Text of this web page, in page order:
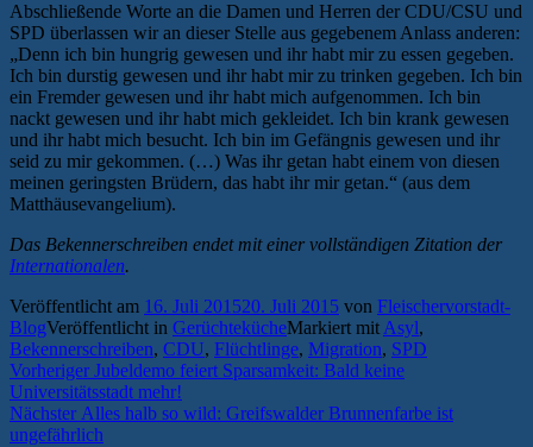
Abschließende Worte an die Damen und Herren der CDU/CSU und
SPD überlassen wir an dieser Stelle aus gegebenem Anlass anderen:
„Denn ich bin hungrig gewesen und ihr habt mir zu essen gegeben.
Ich bin durstig gewesen und ihr habt mir zu trinken gegeben. Ich bin
ein Fremder gewesen und ihr habt mich aufgenommen. Ich bin
nackt gewesen und ihr habt mich gekleidet. Ich bin krank gewesen
und ihr habt mich besucht. Ich bin im Gefängnis gewesen und ihr
seid zu mir gekommen. (…) Was ihr getan habt einem von diesen
meinen geringsten Brüdern, das habt ihr mir getan.“ (aus dem
Matthäusevangelium).
Das Bekennerschreiben endet mit einer vollständigen Zitation der
Internationalen.
Veröffentlicht am 16. Juli 201520. Juli 2015 von Fleischervorstadt-
BlogVeröffentlicht in GerüchtekücheMarkiert mitAsyl,
Bekennerschreiben, CDU, Flüchtlinge, Migration, SPD
Beitragsnavigation
Vorheriger Vorheriger
Beitrag:
Jubeldemo feiert Sparsamkeit: Bald keine
Universitätsstadt mehr!
Nächster Nächster
Beitrag:
Alles halb so wild: Greifswalder Brunnenfarbe ist
ungefährlich